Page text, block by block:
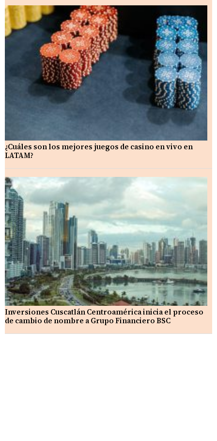
¿Cuáles son los mejores juegos de casino en vivo en
LATAM?
Inversiones Cuscatlán Centroamérica inicia el proceso
de cambio de nombre a Grupo Financiero BSC